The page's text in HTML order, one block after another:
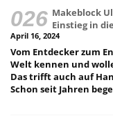
Makeblock
Einstieg in
April 16, 2024
Vom Entdecker zum
Welt kennen und
Das trifft auch auf
Schon seit Jahren